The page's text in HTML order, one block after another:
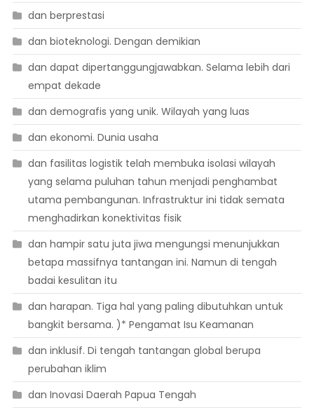
dan berprestasi
dan bioteknologi. Dengan demikian
dan dapat dipertanggungjawabkan. Selama lebih dari
empat dekade
dan demografis yang unik. Wilayah yang luas
dan ekonomi. Dunia usaha
dan fasilitas logistik telah membuka isolasi wilayah
yang selama puluhan tahun menjadi penghambat
utama pembangunan. Infrastruktur ini tidak semata
menghadirkan konektivitas fisik
dan hampir satu juta jiwa mengungsi menunjukkan
betapa massifnya tantangan ini. Namun di tengah
badai kesulitan itu
dan harapan. Tiga hal yang paling dibutuhkan untuk
bangkit bersama. )* Pengamat Isu Keamanan
dan inklusif. Di tengah tantangan global berupa
perubahan iklim
dan Inovasi Daerah Papua Tengah